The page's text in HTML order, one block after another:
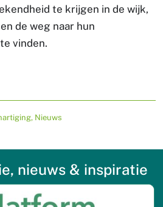
te krijgen in de wijk,
de weg naar hun
vinden.
, Nieuws
nieuws & inspiratie